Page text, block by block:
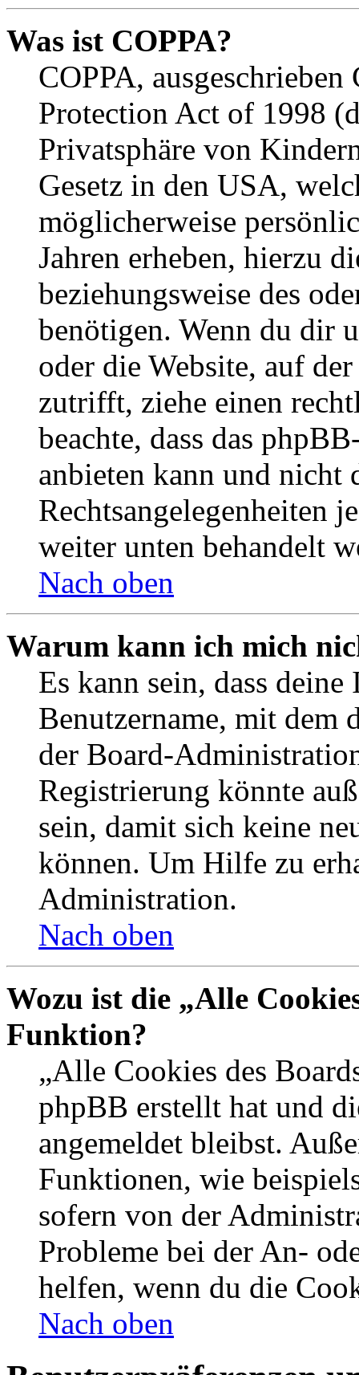
Was ist COPPA?
COPPA,
Protection Act of 1998
Privatsphäre von
Gesetz in den USA,
möglicherweise
Jahren erheben, hierzu
beziehungsweise des
benötigen. Wenn du dir
oder die Website, auf
zutrifft, ziehe einen
beachte, dass das
anbieten kann und nicht
Rechtsangelegenheiten
weiter unten behandelt
Nach oben
Warum kann ich mich
Es kann sein, dass
Benutzername, mit dem
der Board-
Registrierung könnte
sein, damit sich keine
können. Um Hilfe zu
Administration.
Nach oben
Wozu ist die „Alle
Funktion?
„Alle Cookies des
phpBB erstellt hat und
angemeldet bleibst.
Funktionen, wie
sofern von der
Probleme bei der An-
helfen, wenn du die
Nach oben